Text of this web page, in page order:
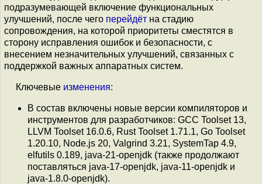
подразумевающей включение функциональных
улучшений, после чего перейдёт на стадию
сопровождения, на которой приоритеты сместятся в
сторону исправления ошибок и безопасности, с
внесением незначительных улучшений, связанных с
поддержкой важных аппаратных систем.
Ключевые изменения:
В состав включены новые версии компиляторов и
инструментов для разработчиков: GCC Toolset 13,
LLVM Toolset 16.0.6, Rust Toolset 1.71.1, Go Toolset
1.20.10, Node.js 20, Valgrind 3.21, SystemTap 4.9,
elfutils 0.189, java-21-openjdk (также продолжают
поставляться java-17-openjdk, java-11-openjdk и
java-1.8.0-openjdk).